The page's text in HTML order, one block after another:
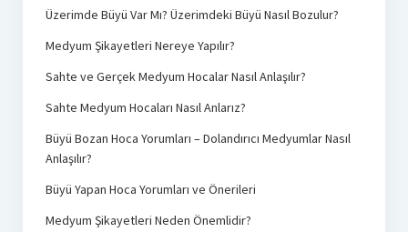
Üzerimde Büyü Var Mı? Üzerimdeki Büyü Nasıl Bozulur?
Medyum Şikayetleri Nereye Yapılır?
Sahte ve Gerçek Medyum Hocalar Nasıl Anlaşılır?
Sahte Medyum Hocaları Nasıl Anlarız?
Büyü Bozan Hoca Yorumları – Dolandırıcı Medyumlar Nasıl
Anlaşılır?
Büyü Yapan Hoca Yorumları ve Önerileri
Medyum Şikayetleri Neden Önemlidir?